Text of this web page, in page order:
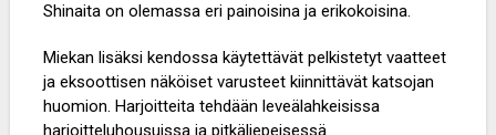
Shinaita on olemassa eri painoisina ja erikokoisina.
Miekan lisäksi kendossa käytettävät pelkistetyt vaatteet
ja eksoottisen näköiset varusteet kiinnittävät katsojan
huomion. Harjoitteita tehdään leveälahkeisissa
harjoitteluhousuissa ja pitkäliepeisessä